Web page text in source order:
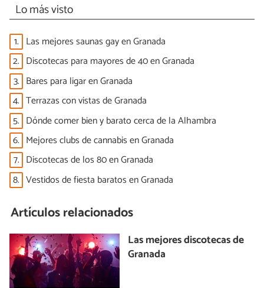
Lo más visto
1. Las mejores saunas gay en Granada
2. Discotecas para mayores de 40 en Granada
3. Bares para ligar en Granada
4. Terrazas con vistas de Granada
5. Dónde comer bien y barato cerca de la Alhambra
6. Mejores clubs de cannabis en Granada
7. Discotecas de los 80 en Granada
8. Vestidos de fiesta baratos en Granada
Artículos relacionados
Las mejores discotecas de
Granada